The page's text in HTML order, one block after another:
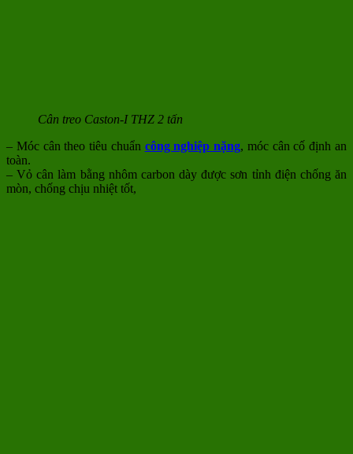
Cân treo Caston-I THZ 2 tấn
– Móc cân theo tiêu chuẩn công nghiệp nặng, móc cân cố định an
toàn.
– Vỏ cân làm bằng nhôm carbon dày được sơn tỉnh điện chống ăn
mòn, chống chịu nhiệt tốt,